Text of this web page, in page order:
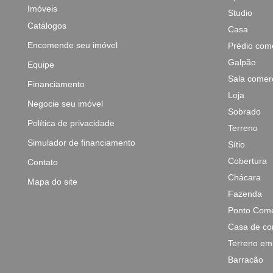
Imóveis
Catálogos
Encomende seu imóvel
Equipe
Financiamento
Negocie seu imóvel
Política de privacidade
Simulador de financiamento
Contato
Mapa do site
Studio
Casa
Prédio
Galpão
Sala
Loja
Sobrado
Terreno
Sítio
Cobertura
Chácara
Fazenda
Ponto
Casa de
Terreno
Barracão